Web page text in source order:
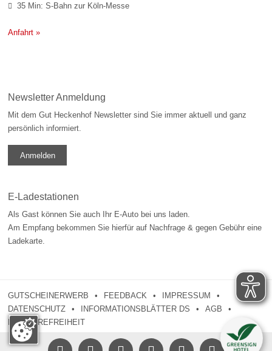
 35 Min: S-Bahn zur Köln-Messe
Anfahrt »
Newsletter Anmeldung
Mit dem Gut Heckenhof Newsletter sind Sie immer aktuell und ganz
persönlich informiert.
Anmelden
E-Ladestationen
Als Gast können Sie auch Ihr E-Auto bei uns laden.
Am Empfang bekommen Sie hierfür auf Nachfrage & gegen Gebühr eine
Ladekarte.
GUTSCHEINERWERB FEEDBACK
IMPRESSUM
DATENSCHUTZ
INFORMATIONSBLÄTTER DS
AGB
BARRIEREFREIHEIT